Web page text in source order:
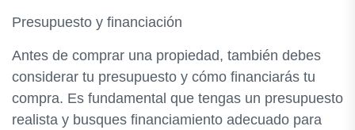
Presupuesto y financiación
Antes de comprar una propiedad, también debes
considerar tu presupuesto y cómo financiarás tu
compra. Es fundamental que tengas un presupuesto
realista y busques financiamiento adecuado para